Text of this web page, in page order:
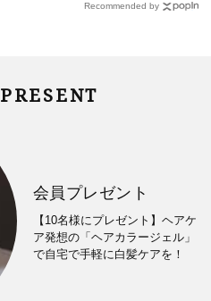
Recommended by
PRESENT
会員プレゼント
【10名様にプレゼント】ヘアケ
ア発想の「ヘアカラージェル」
で自宅で手軽に白髪ケアを！